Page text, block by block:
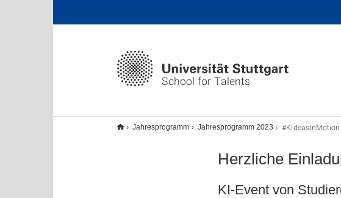
School for Talents
Jahresprogramm Jahresprogramm 2023 #KIdeasInMotion
Herzliche
KI-Event von